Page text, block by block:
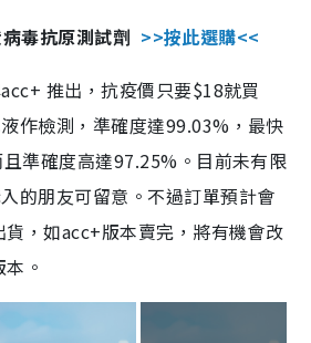
毒抗原測試劑 >>按此選購<<
推出，抗疫價只要$18就買
作檢測，準確度達99.03%，最快
準確度高達97.25%。目前未有限
的朋友可留意。不過訂單預計會
，如acc+版本賣完，將有機會改
。